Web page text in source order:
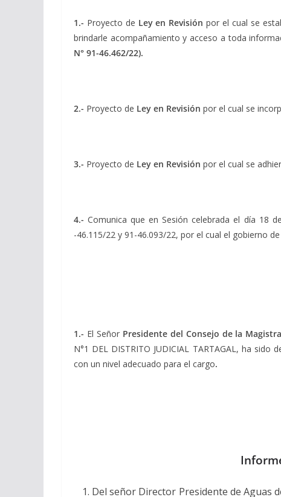
1.- Proyecto de Ley en Revisión por el cual se
brindarle acompañamiento y acceso a toda
N° 91-46.462/22).
2.- Proyecto de Ley en Revisión por el cual se
3.- Proyecto de Ley en Revisión por el cual se
4.-Comunica que en Sesión celebrada el día 18
-46.115/22 y 91-46.093/22, por el cual el gobierno
1.- El Señor Presidente del Consejo de la
N°1 DEL DISTRITO JUDICIAL TARTAGAL, ha
con un nivel adecuado para el cargo.
Del señor Director Presidente de Aguas